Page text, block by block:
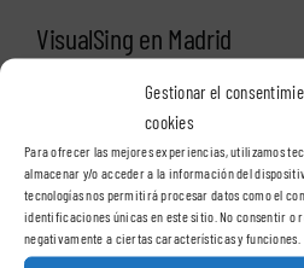
Gestionar el
cookies
Para ofrecer las mejores experiencias, utilizamos
almacenar y/o acceder a la información del
tecnologías nos permitirá procesar datos como el
identificaciones únicas en este sitio. No consentir
negativamente a ciertas características y funciones.
VisualSing en Madrid
Delegación Madrid
VisualSign – Madrid
C/ Casas de Miravete, 24A, 2º